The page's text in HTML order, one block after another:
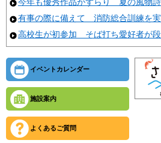
有事の際に備えて 消防総合訓練を実
高校生が初参加 そば打ち愛好者が段
イベントカレンダー
施設案内
よくあるご質問